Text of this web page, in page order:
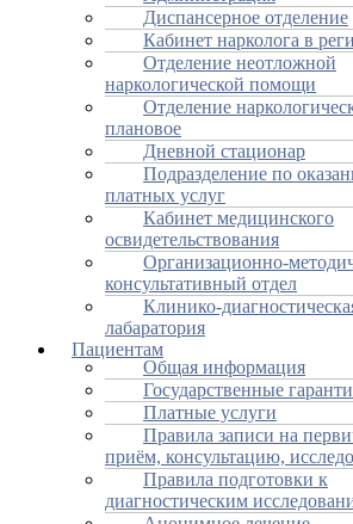
Диспансерное отделение
Кабинет нарколога в
Отделение неотложной
наркологической помощи
Отделение
плановое
Дневной стационар
Подразделение по
платных услуг
Кабинет медицинского
освидетельствования
Организационно-
консультативный отдел
Клинико-
лабаратория
Пациентам
Общая информация
Государственные
Платные услуги
Правила записи на
приём, консультацию,
Правила подготовки к
диагностическим